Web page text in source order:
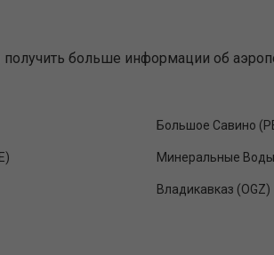
больше информации об
Большое Савино
Минеральные Воды
Владикавказ (OGZ)